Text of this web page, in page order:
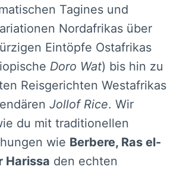
Tagines und
Nordafrikas über
Eintöpfe Ostafrikas
Doro Wat) bis hin zu
Reisgerichten Westafrikas
Jollof Rice. Wir
du mit traditionellen
wie Berbere, Ras el-
Harissa den echten